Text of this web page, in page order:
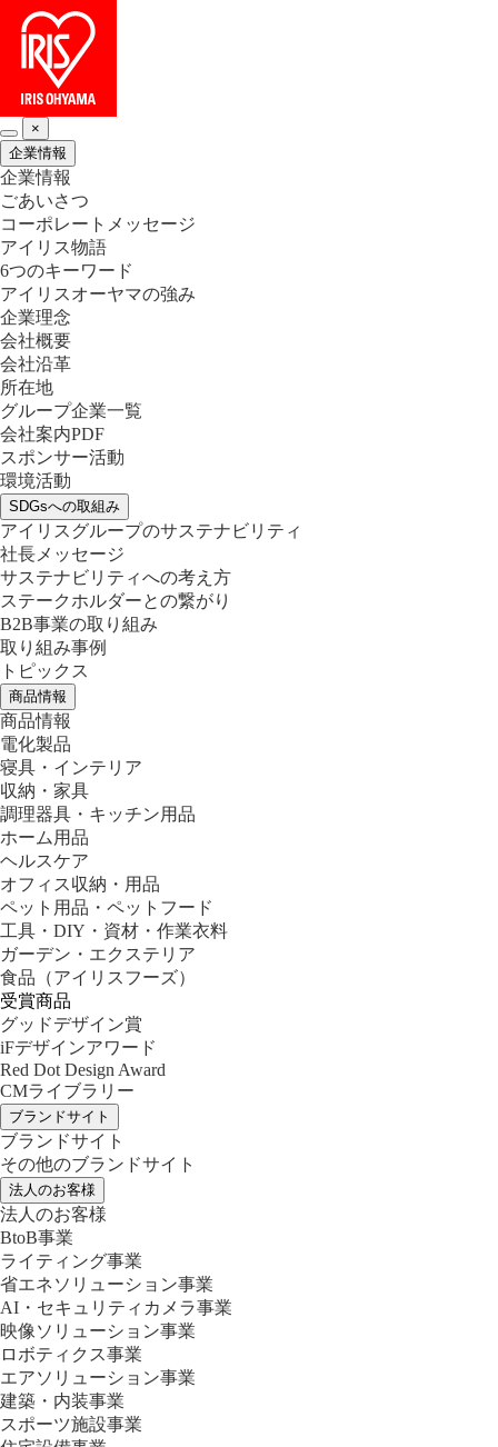
×
企業情報
企業情報
ごあいさつ
コーポレートメッセージ
アイリス物語
6つのキーワード
アイリスオーヤマの強み
企業理念
会社概要
会社沿革
所在地
グループ企業一覧
会社案内PDF
スポンサー活動
環境活動
SDGsへの取組み
アイリスグループのサステナビリティ
社長メッセージ
サステナビリティへの考え方
ステークホルダーとの繋がり
B2B事業の取り組み
取り組み事例
トピックス
商品情報
商品情報
電化製品
寝具・インテリア
収納・家具
調理器具・キッチン用品
ホーム用品
ヘルスケア
オフィス収納・用品
ペット用品・ペットフード
工具・DIY・資材・作業衣料
ガーデン・エクステリア
食品 （アイリスフーズ）
受賞商品
グッドデザイン賞
iFデザインアワード
Red Dot Design Award
CMライブラリー
ブランドサイト
ブランドサイト
その他のブランドサイト
法人のお客様
法人のお客様
BtoB事業
ライティング事業
省エネソリューション事業
AI・セキュリティカメラ事業
映像ソリューション事業
ロボティクス事業
エアソリューション事業
建築・内装事業
スポーツ施設事業